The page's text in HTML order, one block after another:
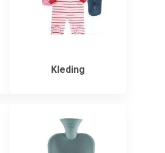
Kleding